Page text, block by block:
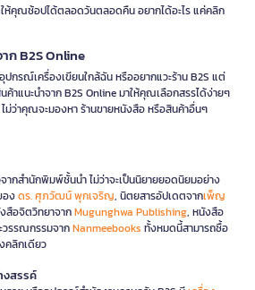
ห้คุณช้อปได้ตลอดวันตลอดคืน อยากได้อะไร แค่คลิก
ก B2S Online
ปกรณ์เครื่องเขียนใกล้ฉัน หรืออยากแวะร้าน B2S แต่
ค้าแนะนำจาก B2S Online มาให้คุณเลือกสรรได้ง่ายๆ
ว่าคุณจะมองหา ร้านขายหนังสือ หรือสินค้าอื่นๆ
ากสำนักพิมพ์ชั้นนำ ไม่ว่าจะเป็นนิยายยอดนิยมอย่าง
องดร. ศุภวัฒน์ พุกเจริญ, นิตยสารอัปเดตจากเพ็ญ
สือจิตวิทยาจากMugunghwa Publishing, หนังสือ
วรรณกรรมจากNanmeebooks ทั้งหมดนี้สามารถซื้อ
คลิกเดียว
งสรรค์